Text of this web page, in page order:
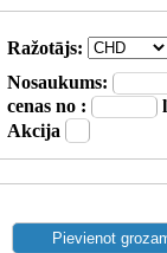
Ražotājs:
Nosaukums:
cenas no :
Akcija